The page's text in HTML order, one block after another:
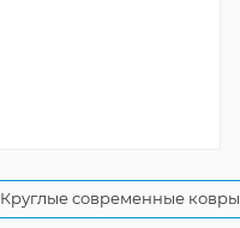
Круглые современные ковры